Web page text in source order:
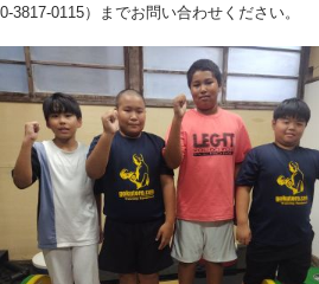
0-3817-0115）までお問い合わせください。